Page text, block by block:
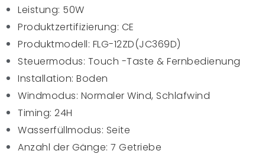
Leistung: 50W
Produktzertifizierung: CE
Produktmodell: FLG-12ZD(JC369D)
Steuermodus: Touch -Taste & Fernbedienung
Installation: Boden
Windmodus: Normaler Wind, Schlafwind
Timing: 24H
Wasserfüllmodus: Seite
Anzahl der Gänge: 7 Getriebe